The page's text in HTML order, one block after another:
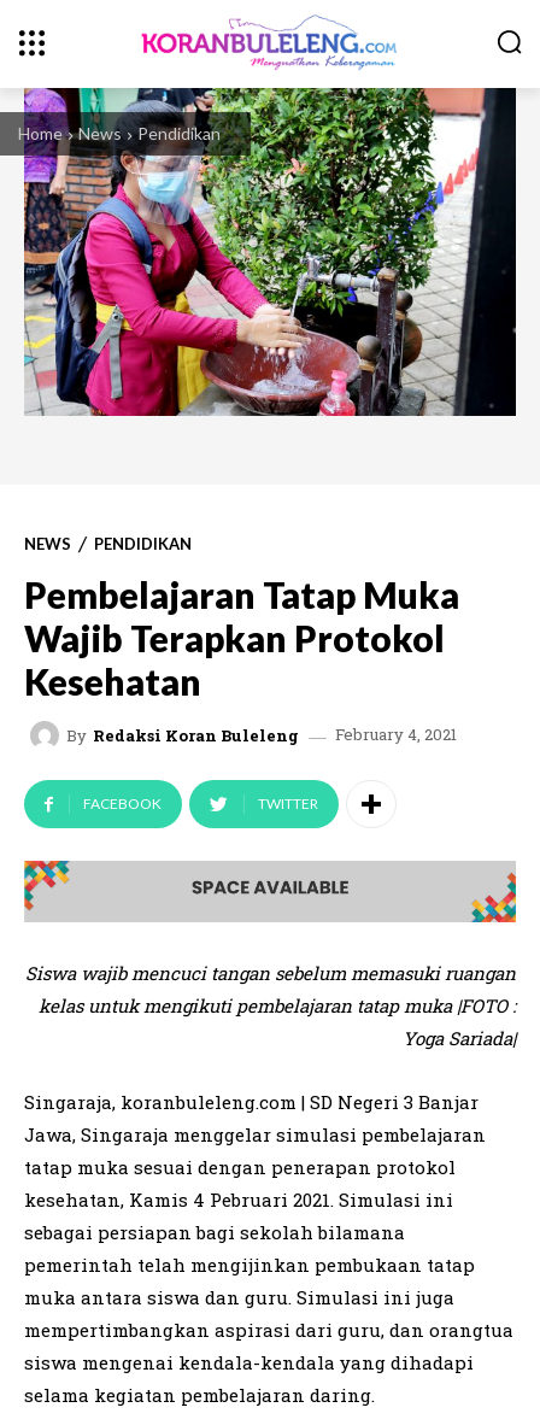
Home News Pendidikan
NEWS PENDIDIKAN
Pembelajaran Tatap Muka
Wajib Terapkan Protokol
Kesehatan
By Redaksi Koran Buleleng February 4, 2021
FACEBOOK TWITTER
Siswa wajib mencuci tangan sebelum memasuki ruangan
kelas untuk mengikuti pembelajaran tatap muka |FOTO :
Yoga Sariada|
Singaraja, koranbuleleng.com | SD Negeri 3 Banjar
Jawa, Singaraja menggelar simulasi pembelajaran
tatap muka sesuai dengan penerapan protokol
kesehatan, Kamis 4 Pebruari 2021. Simulasi ini
sebagai persiapan bagi sekolah bilamana
pemerintah telah mengijinkan pembukaan tatap
muka antara siswa dan guru. Simulasi ini juga
mempertimbangkan aspirasi dari guru, dan orangtua
siswa mengenai kendala-kendala yang dihadapi
selama kegiatan pembelajaran daring.